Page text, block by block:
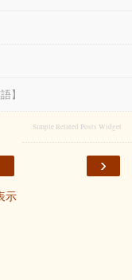
】
Simple Related Posts Widget
›
示